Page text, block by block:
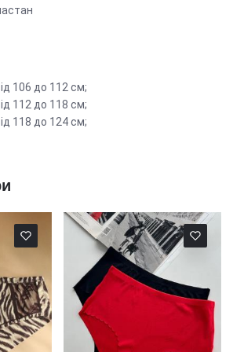
106 до 112 см;
112 до 118 см;
118 до 124 см;